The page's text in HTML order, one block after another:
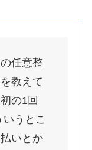
任意整
教えて
の1回
うとこ
いとか